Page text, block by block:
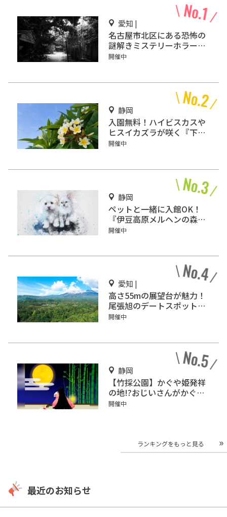
愛知 |
名古屋市北区にある恐怖の
謎解きミステリーホラー
「エモい家」あなたは行き
開催中
静岡
入園無料！ハイビスカスや
ヒスイカズラが咲く『下賀
茂熱帯植物園』で南国気分
開催中
静岡
ペットと一緒に入館OK！
『伊豆高原メルヘンの森美
術館』をご紹介
開催中
愛知 |
高さ55mの展望台が魅力！
尾張旭のデートスポット
「スカイワードあさひ」
開催中
静岡
【竹採公園】かぐや姫発祥
の地!?おじいさんがかぐや
姫を見つけた場所を見に行
開催中
ランキングをもっと見る
最近のお知らせ